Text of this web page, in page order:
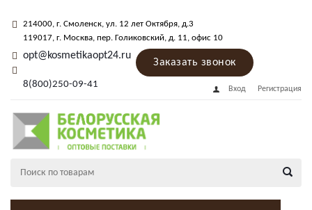
214000, г. Смоленск, ул. 12 лет Октября, д.3
119017, г. Москва, пер. Голиковский, д. 11, офис 10
opt@kosmetikaopt24.ru
8(800)250-09-41
Заказать звонок
Вход Регистрация